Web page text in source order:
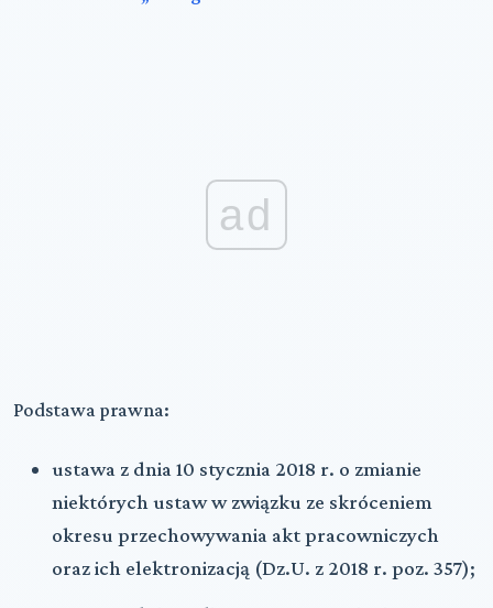
ad
Podstawa prawna:
ustawa z dnia 10 stycznia 2018 r. o zmianie
niektórych ustaw w związku ze skróceniem
okresu przechowywania akt pracowniczych
oraz ich elektronizacją (Dz.U. z 2018 r. poz. 357);